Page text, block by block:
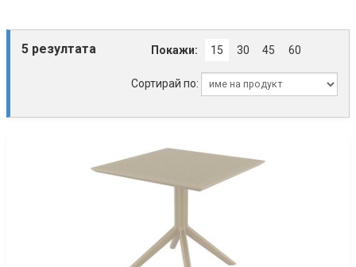
5 резултата Покажи: 15 30 45 60
Сортирай по: